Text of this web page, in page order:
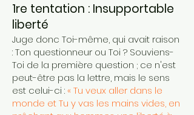
1re tentation : Insupportable
liberté
Juge donc Toi-même, qui avait raison
: Ton questionneur ou Toi ? Souviens-
Toi de la première question ; ce n'est
peut-être pas la lettre, mais le sens
est celui-ci :« Tu veux aller dans le
monde et Tu y vas les mains vides, en